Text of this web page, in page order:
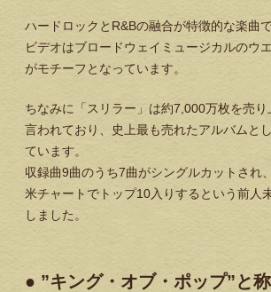
ハードロックとR&Bの融合が特徴的な楽曲
ビデオはブロードウェイミュージカルのウ
がモチーフとなっています。
ちなみに「スリラー」は約7,000万枚を売り
言われており、史上最も売れたアルバムと
ています。
収録曲9曲のうち7曲がシングルカットされ
米チャートでトップ10入りするという前人
しました。
● ”キング・オブ・ポップ”と